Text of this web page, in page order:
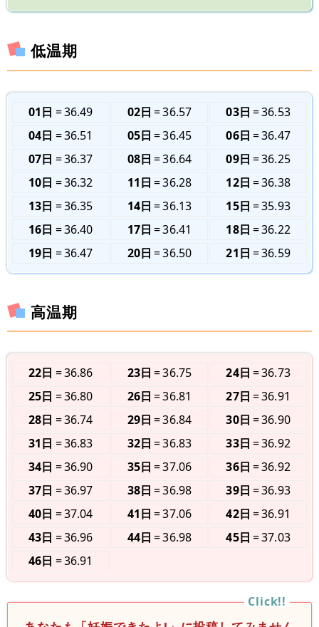
低温期
01日 36.49 02日 36.57 03日
36.53
04日
36.51 05日 36.45 06日
36.47
07日
36.37 08日 36.64 09日
36.25
10日
36.32 11日 36.28 12日
36.38
13日
36.35 14日 36.13 15日
35.93
16日
36.40 17日 36.41 18日
36.22
19日
36.47 20日 36.50 21日 36.59
高温期
22日 36.86 23日 36.75 24日
36.73
25日
36.80 26日 36.81 27日
36.91
28日
36.74 29日 36.84 30日
36.90
31日
36.83 32日 36.83 33日
36.92
34日
36.90 35日 37.06 36日
36.92
37日
36.97 38日 36.98 39日
36.93
40日
37.04 41日 37.06 42日
36.91
43日
36.96 44日 36.98 45日
37.03
46日
36.91